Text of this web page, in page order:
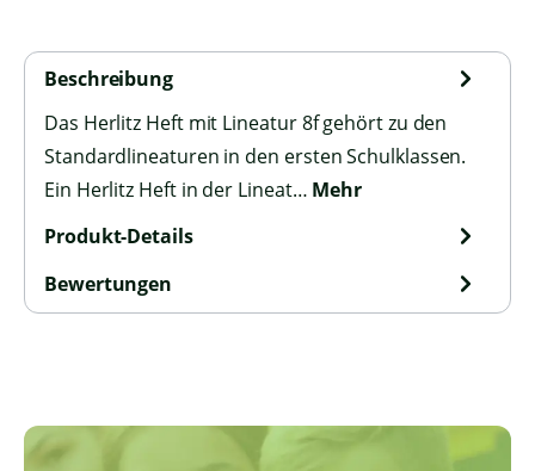
Beschreibung
Das Herlitz Heft mit Lineatur 8f gehört zu den
Standardlineaturen in den ersten Schulklassen.
Ein Herlitz Heft in der Lineat… Mehr
Produkt-Details
Bewertungen